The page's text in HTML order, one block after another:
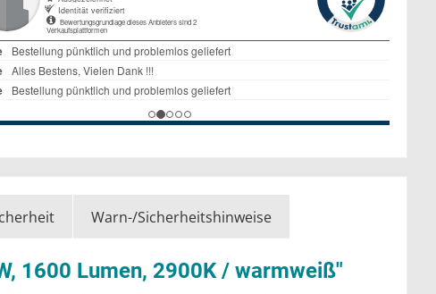
Warn-/Sicherheitshinweise
1600 Lumen, 2900K / warmweiß"